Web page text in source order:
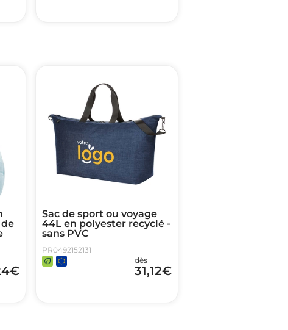
€
Sac de sport ou voyage
44L en polyester recyclé -
sans PVC
PR0492152131
dès
31,12€